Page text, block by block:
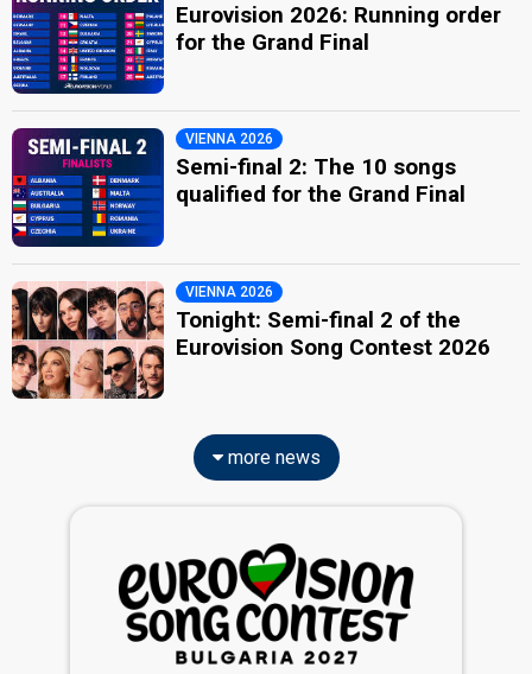
Eurovision 2026: Running order
for the Grand Final
VIENNA 2026
Semi-final 2: The 10 songs
qualified for the Grand Final
VIENNA 2026
Tonight: Semi-final 2 of the
Eurovision Song Contest 2026
more news